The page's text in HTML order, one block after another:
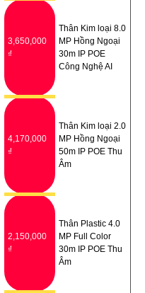
3,650,000
₫
Thân Kim loại 8.0
MP Hồng Ngoại
30m IP POE
Công Nghệ AI
4,170,000
₫
Thân Kim loại 2.0
MP Hồng Ngoại
50m IP POE Thu
Âm
2,150,000
₫
Thân Plastic 4.0
MP Full Color
30m IP POE Thu
Âm